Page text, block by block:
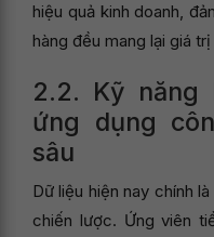
hiệu quả kinh doanh,
hàng đều mang lại giá
2.2. Kỹ năng
ứng dụng
sâu
Dữ liệu hiện nay chính
chiến lược. Ứng viên